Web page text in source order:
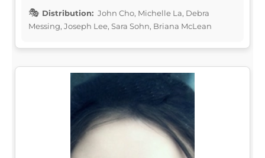
Distribution: John Cho, Michelle La, Debra
Messing, Joseph Lee, Sara Sohn, Briana McLean